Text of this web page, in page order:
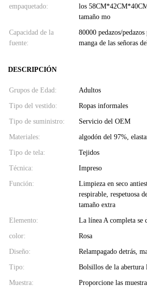
empaquetado:
los
tamaño mo
Capacidad de la
fuente:
80000 pedazos/
manga de las señoras
DESCRIPCIÓN
Grupos de Edad: Adultos
Tipo del vestido: Ropas informales
Tipo de suministro: Servicio del OEM
Materiales: algodón del 97%,
Tipo de tela: Tejidos
Técnica: Impreso
Función:
Limpieza en seco
respirable, respetuosa
tamaño extra
Elemento: La línea A completa se
color: Rosa
Diseño: Relampagado detrás,
Tipo: Bolsillos de la abertura
Muestra: Proporcione las